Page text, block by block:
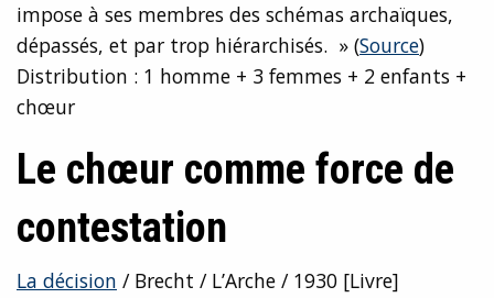
impose à ses membres des schémas archaïques,
dépassés, et par trop hiérarchisés. » (Source)
Distribution : 1 homme + 3 femmes + 2 enfants +
chœur
Le chœur comme force de
contestation
La décision / Brecht / L’Arche / 1930 [Livre]